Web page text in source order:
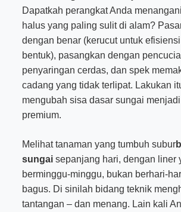
Dapatkah perangkat Anda
halus yang paling sulit di alam?
dengan benar (kerucut untuk
bentuk), pasangkan dengan
penyaringan cerdas, dan spek
cadang yang tidak terlipat. Lakukan
mengubah sisa dasar sungai
premium.
Melihat tanaman yang tumbuh subur
sungaisepanjang hari, dengan liner
berminggu-minggu, bukan berhari-
bagus. Di sinilah bidang teknik
tantangan – dan menang. Lain kali